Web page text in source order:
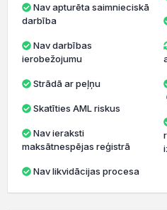
darbība
ierobežojumu
Strādā ar peļņu
Skatīties AML riskus
maksātnespējas reģistrā
Nav likvidācijas procesa